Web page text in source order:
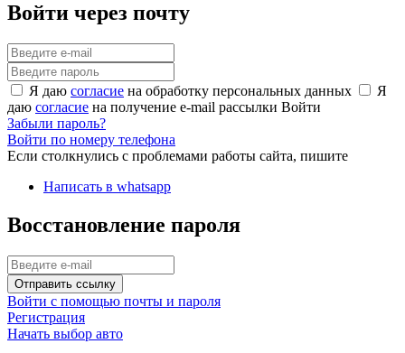
Войти через почту
Я даю согласие на обработку персональных данных
Я
даю согласие на получение e-mail рассылки Войти
Забыли пароль?
Войти по номеру телефона
Если столкнулись с проблемами работы сайта, пишите
Написать в whatsapp
Восстановление пароля
Отправить ссылку
Войти с помощью почты и пароля
Регистрация
Начать выбор авто